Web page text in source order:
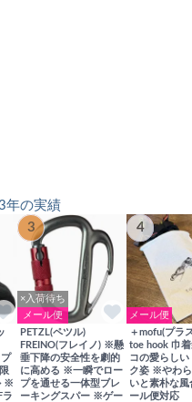
年の実績
※
ラ
3
×入荷待ち
メール便
PETZL(ペツル)
FREINO(フレイノ) ※懸
垂下降の安全性を劇的
に高める ※一瞬でロー
プを通せる一体型ブレ
ーキングスパー ※ゲー
4
メール便
＋mofu(プラ
toe hook 巾
コの愛らしい
ク姿 ※やわ
いと素朴な
ール便対応